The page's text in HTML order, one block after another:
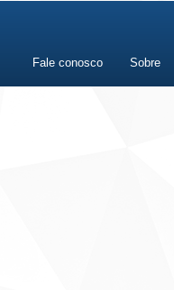
Fale conosco Sobre